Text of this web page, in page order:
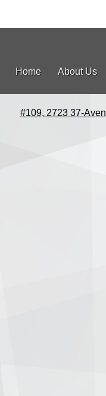
Home About Us
#109, 2723 37-